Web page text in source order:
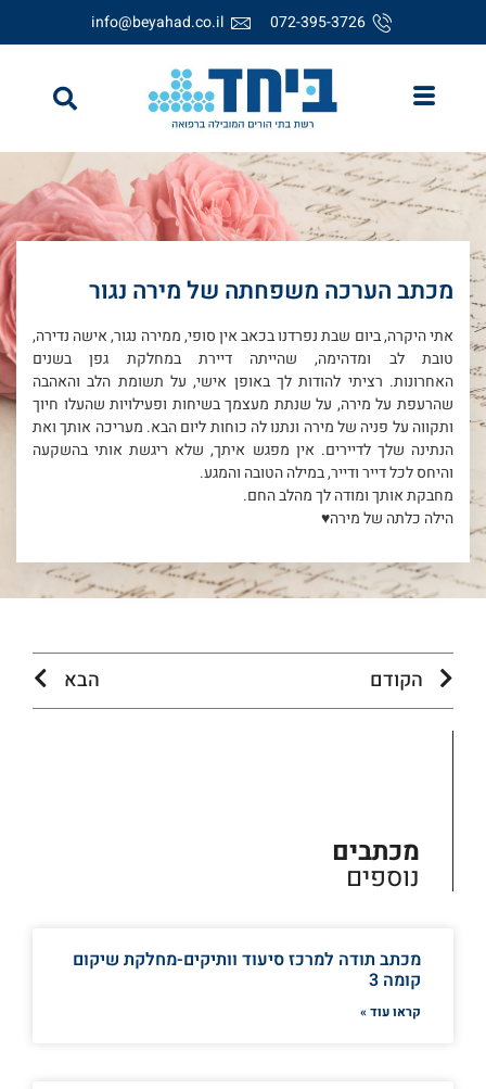
072-395-3726
info@beyahad.co.il
מכתב הערכה משפחתה של מירה נגור
אתי היקרה, ביום שבת נפרדנו בכאב אין סופי, ממירה נגור, אישה נדירה,
טובת לב ומדהימה, שהייתה דיירת במחלקת גפן בשנים
האחרונות. רציתי להודות לך באופן אישי, על תשומת הלב והאהבה
שהרעפת על מירה, על שנתת מעצמך בשיחות ופעילויות שהעלו חיוך
ותקווה על פניה של מירה ונתנו לה כוחות ליום הבא. מעריכה אותך ואת
הנתינה שלך לדיירים. אין מפגש איתך, שלא ריגשת אותי בהשקעה
והיחס לכל דייר ודייר, במילה הטובה והמגע.
מחבקת אותך ומודה לך מהלב החם.
הילה כלתה של מירה♥️
הקודם הבא
מכתבים
נוספים
מכתב תודה למרכז סיעוד וותיקים-מחלקת שיקום
קומה 3
קראו עוד »